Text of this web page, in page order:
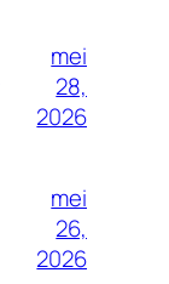
mei
28,
2026
mei
26,
2026